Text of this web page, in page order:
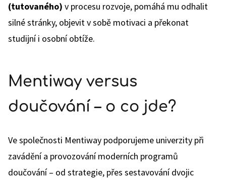
(tutovaného) v procesu rozvoje, pomáhá mu odhalit
silné stránky, objevit v sobě motivaci a překonat
studijní i osobní obtíže.
Mentiway versus
doučování – o co jde?
Ve společnosti Mentiway podporujeme univerzity při
zavádění a provozování moderních programů
doučování – od strategie, přes sestavování dvojic